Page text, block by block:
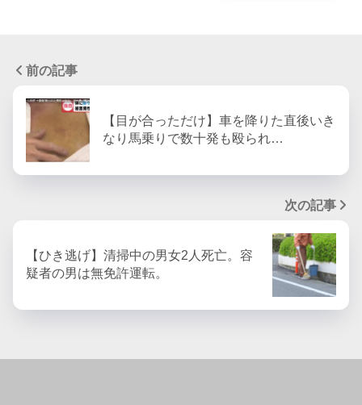
前の記事
【目が合っただけ】車を降りた直後いき
なり馬乗りで数十発も殴られ…
次の記事
【ひき逃げ】清掃中の男女2人死亡。容
疑者の男は無免許運転。